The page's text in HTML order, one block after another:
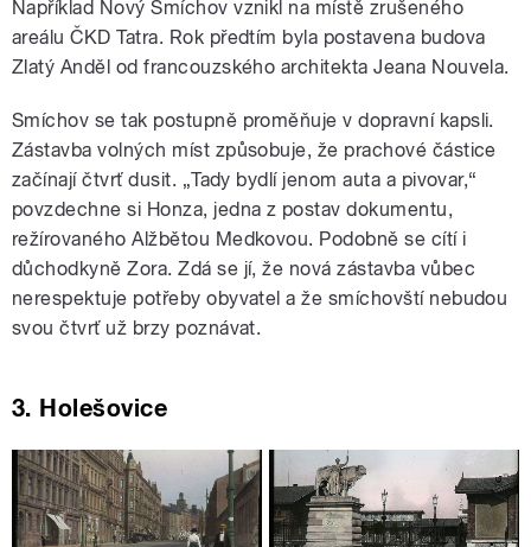
Například Nový Smíchov vznikl na místě zrušeného
areálu ČKD Tatra. Rok předtím byla postavena budova
Zlatý Anděl od francouzského architekta Jeana Nouvela.
Smíchov se tak postupně proměňuje v dopravní kapsli.
Zástavba volných míst způsobuje, že prachové částice
začínají čtvrť dusit. „Tady bydlí jenom auta a pivovar,“
povzdechne si Honza, jedna z postav dokumentu,
režírovaného Alžbětou Medkovou. Podobně se cítí i
důchodkyně Zora. Zdá se jí, že nová zástavba vůbec
nerespektuje potřeby obyvatel a že smíchovští nebudou
svou čtvrť už brzy poznávat.
3. Holešovice